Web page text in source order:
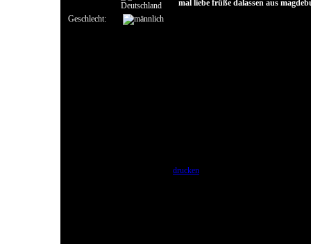
Geschlecht:
mal liebe früße dalassen aus
drucken